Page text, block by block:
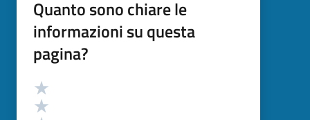
Quanto sono chiare le
informazioni su questa
pagina?
Valutazione